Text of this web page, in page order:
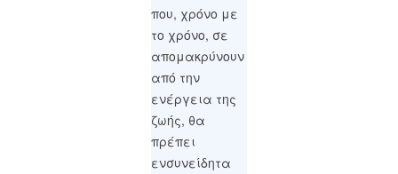
που, χρόνο με
το χρόνο, σε
απομακρύνουν
από την
ενέργεια της
ζωής, θα
πρέπει
ενσυνείδητα